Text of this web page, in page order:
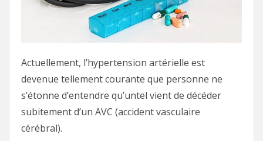
Actuellement, l’hypertension artérielle est
devenue tellement courante que personne ne
s’étonne d’entendre qu’untel vient de décéder
subitement d’un AVC (accident vasculaire
cérébral).